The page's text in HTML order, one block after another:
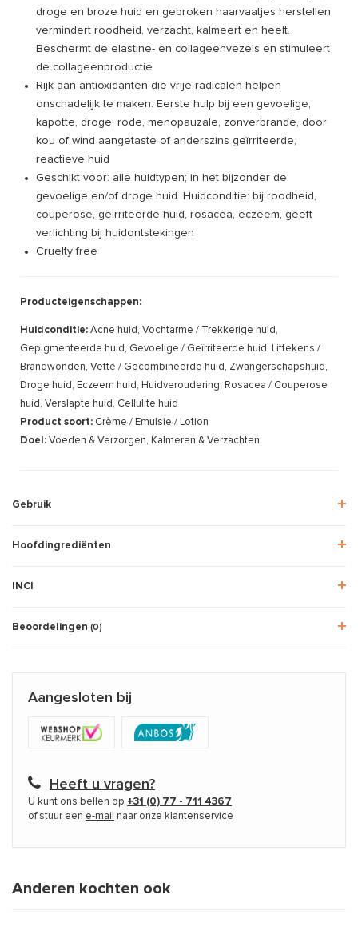
droge en broze huid en gebroken haarvaatjes herstellen,
vermindert roodheid, verzacht, kalmeert en heelt.
Beschermt de elastine- en collageenvezels en stimuleert
de collageenproductie
Rijk aan antioxidanten die vrije radicalen helpen
onschadelijk te maken. Eerste hulp bij een gevoelige,
kapotte, droge, rode, menopauzale, zonverbrande, door
kou of wind aangetaste of anderszins geïrriteerde,
reactieve huid
Geschikt voor: alle huidtypen; in het bijzonder de
gevoelige en/of droge huid. Huidconditie: bij roodheid,
couperose, geïrriteerde huid, rosacea, eczeem, geeft
verlichting bij huidontstekingen
Cruelty free
Producteigenschappen:
Huidconditie: Acne huid, Vochtarme / Trekkerige huid,
Gepigmenteerde huid, Gevoelige / Geïrriteerde huid, Littekens /
Brandwonden, Vette / Gecombineerde huid, Zwangerschapshuid,
Droge huid, Eczeem huid, Huidveroudering, Rosacea / Couperose
huid, Verslapte huid, Cellulite huid
Product soort: Crème / Emulsie / Lotion
Doel: Voeden & Verzorgen, Kalmeren & Verzachten
Gebruik
Hoofdingrediënten
INCI
Beoordelingen (0)
Aangesloten bij
Heeft u vragen?
U kunt ons bellen op +31 (0) 77 - 711 4367
of stuur een e-mail naar onze klantenservice
Anderen kochten ook